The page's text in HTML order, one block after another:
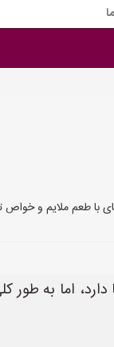
طعم ملایم و
اما به